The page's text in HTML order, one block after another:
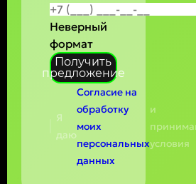
Неверный
формат
Получить
предложение
Я
даю
Согласие на
обработку
моих
персональных
данных
и
условия